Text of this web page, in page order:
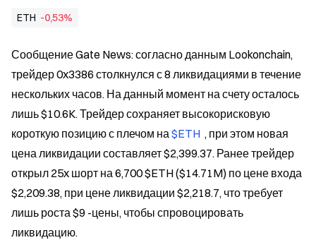
ETH -0,53%
Сообщение Gate News: согласно данным Lookonchain,
трейдер 0x3386 столкнулся с 8 ликвидациями в течение
нескольких часов. На данный момент на счету осталось
лишь $10.6K. Трейдер сохраняет высокорисковую
короткую позицию с плечом на $ETH , при этом новая
цена ликвидации составляет $2,399.37. Ранее трейдер
открыл 25x шорт на 6,700 $ETH ($14.71M) по цене входа
$2,209.38, при цене ликвидации $2,218.7, что требует
лишь роста $9 -цены, чтобы спровоцировать
ликвидацию.